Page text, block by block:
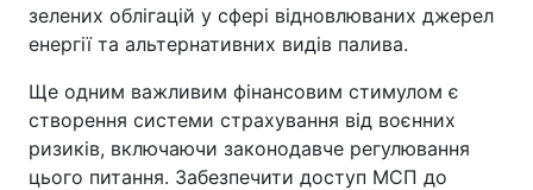
зелених облігацій у сфері відновлюваних джерел
енергії та альтернативних видів палива.
Ще одним важливим фінансовим стимулом є
створення системи страхування від воєнних
ризиків, включаючи законодавче регулювання
цього питання. Забезпечити доступ МСП до